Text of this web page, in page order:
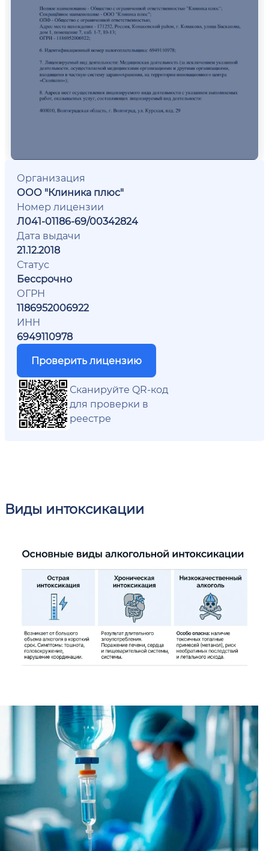
Организация
ООО "Клиника плюс"
Номер лицензии
Л041-01186-69/00342824
Дата выдачи
21.12.2018
Статус
Бессрочно
ОГРН
1186952006922
ИНН
6949110978
Проверить лицензию
Сканируйте QR-код
для проверки в
реестре
Виды интоксикации